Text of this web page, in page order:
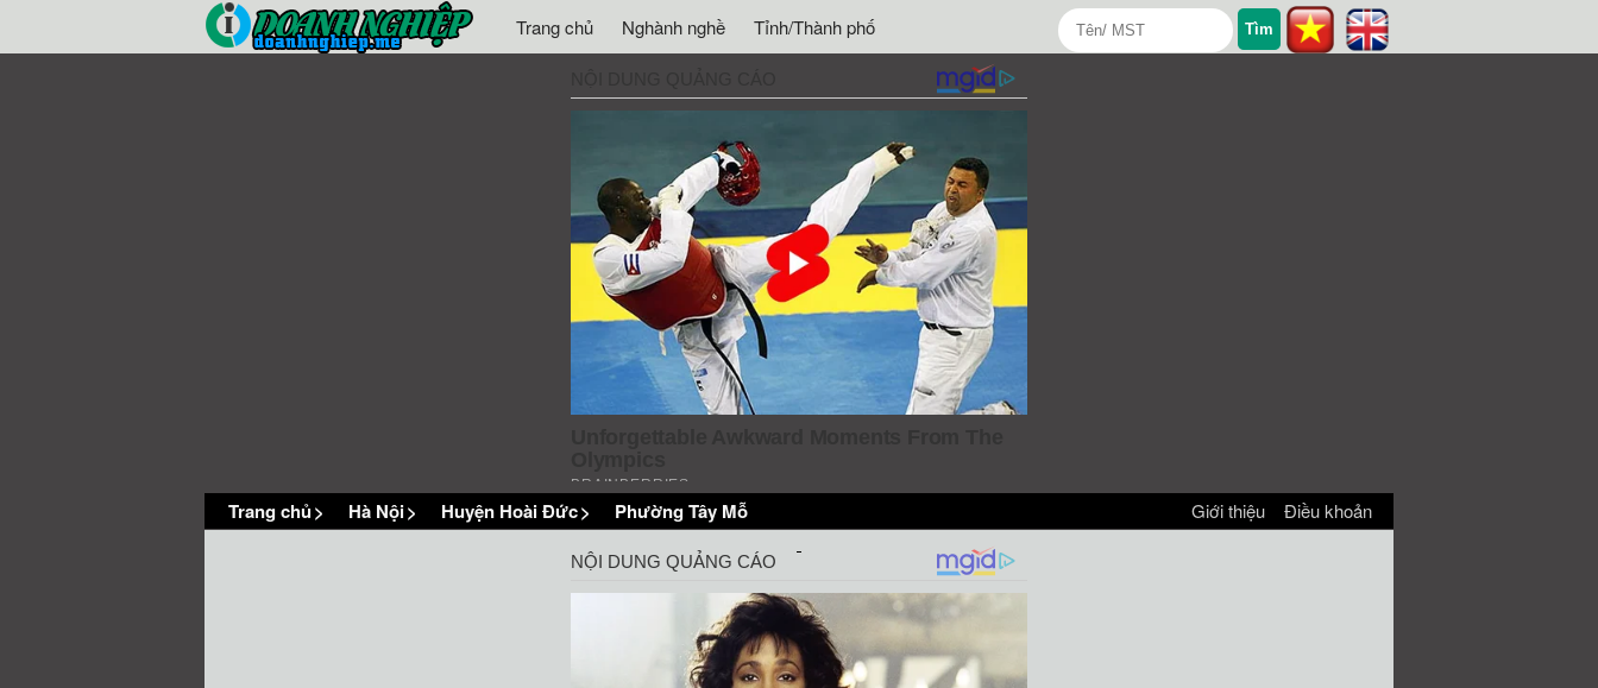
Trang chủ Nghành nghề Tỉnh/Thành phố
Trang chủ> Hà Nội> Huyện Hoài Đức> Phường Tây Mỗ Giới thiệu Điều khoản